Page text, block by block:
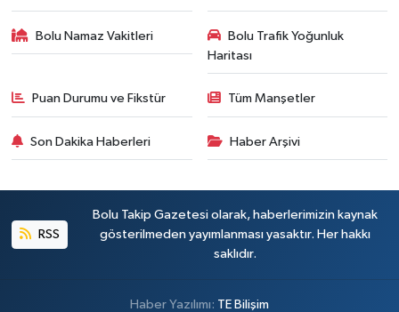
Bolu Namaz Vakitleri
Bolu Trafik Yoğunluk
Haritası
Puan Durumu ve Fikstür Tüm Manşetler
Son Dakika Haberleri Haber Arşivi
RSS
Bolu Takip Gazetesi olarak, haberlerimizin kaynak
gösterilmeden yayımlanması yasaktır. Her hakkı
saklıdır.
Haber Yazılımı: TE Bilişim